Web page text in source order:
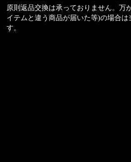
原則返品交換は承っておりません。万
イテムと違う商品が届いた等)の場合は
す。